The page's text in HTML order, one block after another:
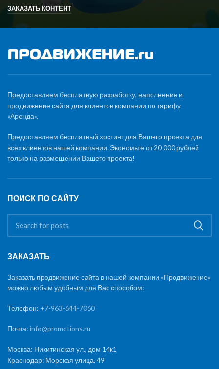
ЗАКАЗАТЬ КОНТЕНТ
Предоставляем бесплатную разработку, наполнение и
продвижение сайта для клиентов компании по тарифу
«Аренда».
Предоставляем бесплатный хостинг для Вашего проекта для
всех клиентов нашей компании. Экономьте от 20 000 рублей
только на размещении Вашего проекта!
ПОИСК ПО САЙТУ
ЗАКАЗАТЬ
Заказать продвижение сайта в нашей компании «Продвижение»
можно любым удобным для Вас способом:
Телефон: +7-963-644-7060
Почта: info@promotions.ru
Москва: Никитинская ул., дом 14к1
Краснодар: Морская улица, 49